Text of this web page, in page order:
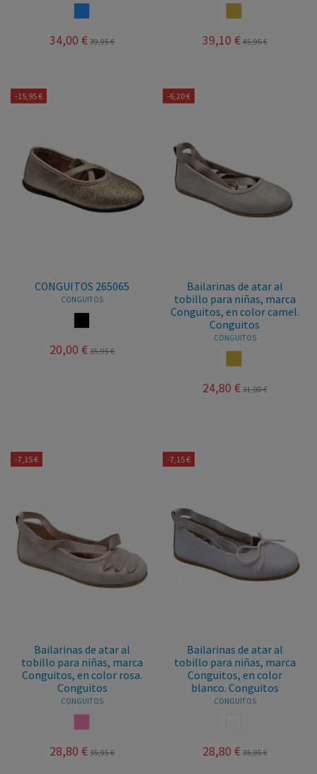
34,00 € 39,95 € 39,10 € 45,95 €
-15,95 €
CONGUITOS 265065
CONGUITOS
20,00 € 35,95 €
-6,20 €
Bailarinas de atar al
tobillo para niñas, marca
Conguitos, en color camel.
Conguitos
CONGUITOS
24,80 € 31,00 €
-7,15 €
Bailarinas de atar al
tobillo para niñas, marca
Conguitos, en color rosa.
Conguitos
CONGUITOS
28,80 € 35,95 €
-7,15 €
Bailarinas de atar al
tobillo para niñas, marca
Conguitos, en color
blanco. Conguitos
CONGUITOS
28,80 € 35,95 €